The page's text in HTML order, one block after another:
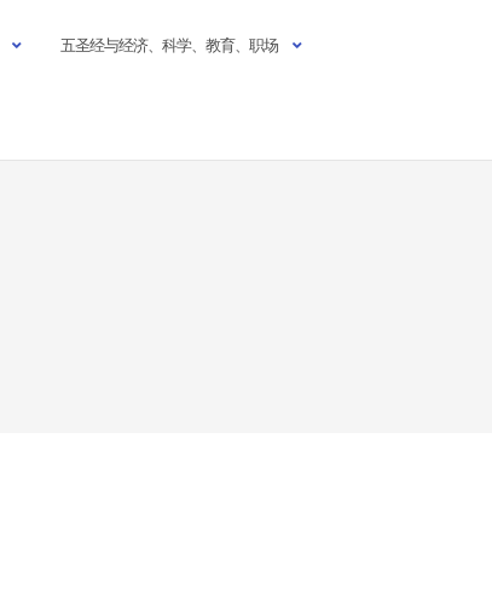
五圣经与经济、科学、教育、职场